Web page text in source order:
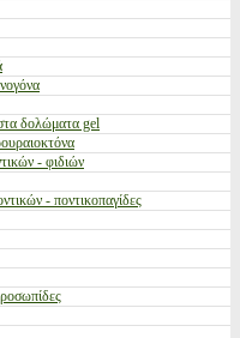
δολώματα gel
- φιδιών
- ποντικοπαγίδες